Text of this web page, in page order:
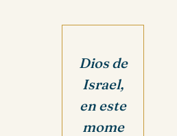
Dios de
Israel,
en este
mome